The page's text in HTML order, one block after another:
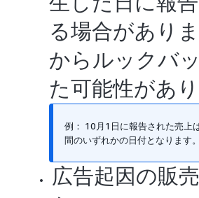
る場合があり
からルックバ
た可能性があり
例： 10月1日に報告された売上
間のいずれかの日付となります。
広告起因の販